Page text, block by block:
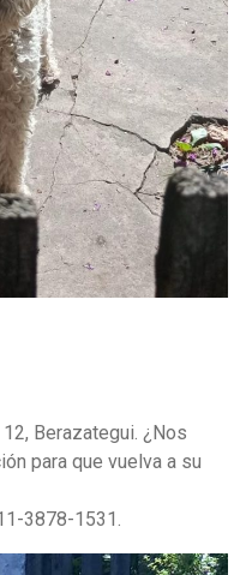
Berazategui. ¿Nos
para que vuelva a su
3878-1531.